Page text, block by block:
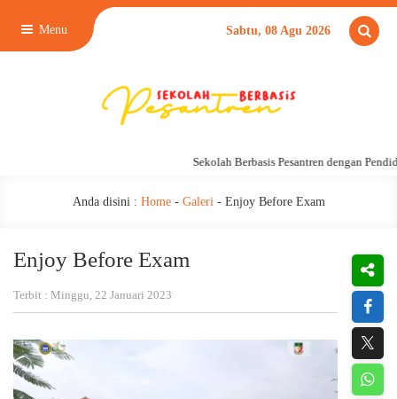
Menu Sabtu, 08 Agu 2026
Sekolah Berbasis Pesantren dengan
Anda disini : Home- Galeri- Enjoy Before Exam
Enjoy Before Exam
Terbit : Minggu, 22 Januari 2023